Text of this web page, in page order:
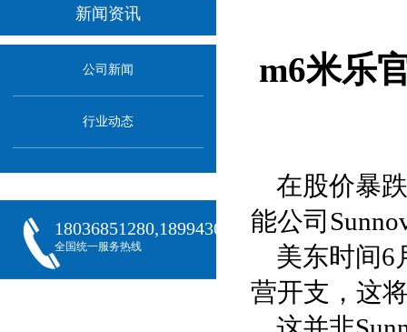
新闻资讯
公司新闻
行业动态
18036851280,18994301288,18068407382
全国统一服务热线
m6米乐
在股价暴
能公司
美东时间6
营开支，这